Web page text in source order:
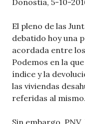
Donostia, 5-10-
El pleno de las
debatido hoy una
acordada entre
Podemos en la
índice y la
las viviendas
referidas al mismo.